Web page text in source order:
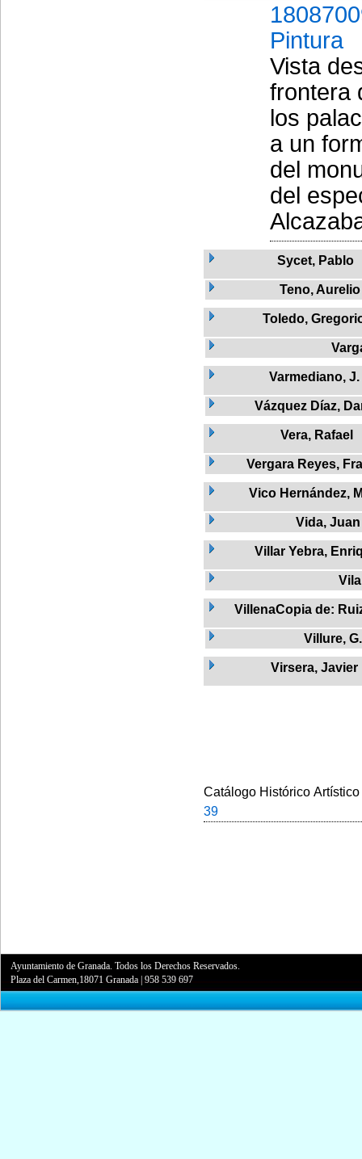
Pintura
Vista
frontera
los
a un
del
del
Sycet, Pablo
Teno, Aurelio
Toledo,
Varmediano, J.
Vázquez Díaz,
Vera, Rafael
Vergara Reyes,
Vico Hernández,
Vida, Juan
Villar Yebra,
VillenaCopia de:
Villure, G.
Virsera, Javier
Catálogo Histórico
39
Ayuntamiento de Granada. Todos los Derechos Reservados.
Plaza del Carmen,18071 Granada |958 539 697